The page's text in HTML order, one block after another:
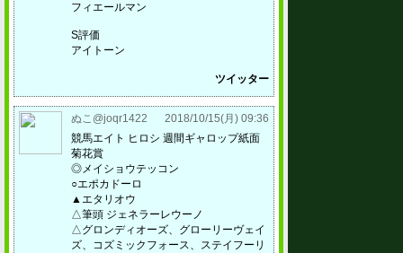
フィエールマン
S評価
アイトーン
ツイッター
ぬこ@joqr1422
2018/10/15(月) 09:36
競馬エイト ヒロシ 週間ギャロップ紙面
菊花賞
◎メイショウテッコン
○エポカドーロ
▲エタリオウ
△筆頭 ジェネラーレウーノ
△グロンディオーズ、グローリーヴェイ
ズ、コズミックフォース、ステイフーリ